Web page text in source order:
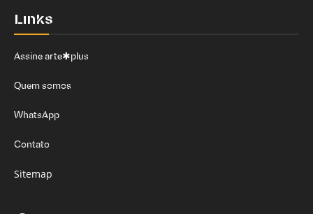
Links
Assine arte✱plus
Quem somos
WhatsApp
Contato
Sitemap